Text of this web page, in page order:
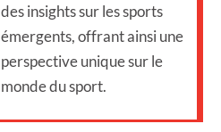
des insights sur les sports
émergents, offrant ainsi une
perspective unique sur le
monde du sport.